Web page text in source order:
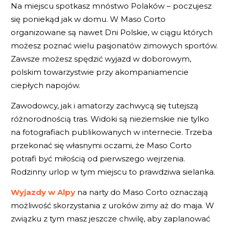
Na miejscu spotkasz mnóstwo Polaków – poczujesz
się poniekąd jak w domu. W Maso Corto
organizowane są nawet Dni Polskie, w ciągu których
możesz poznać wielu pasjonatów zimowych sportów.
Zawsze możesz spędzić wyjazd w doborowym,
polskim towarzystwie przy akompaniamencie
ciepłych napojów.
Zawodowcy, jak i amatorzy zachwycą się tutejszą
różnorodnością tras. Widoki są nieziemskie nie tylko
na fotografiach publikowanych w internecie. Trzeba
przekonać się własnymi oczami, że Maso Corto
potrafi być miłością od pierwszego wejrzenia.
Rodzinny urlop w tym miejscu to prawdziwa sielanka.
Wyjazdy w Alpyna narty do Maso Corto oznaczają
możliwość skorzystania z uroków zimy aż do maja. W
związku z tym masz jeszcze chwilę, aby zaplanować